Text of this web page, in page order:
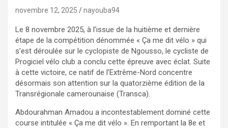
novembre 12, 2025 nayouba94
Le 8 novembre 2025, à l’issue de la huitième et dernière
étape de la compétition dénommée « Ça me dit vélo » qui
s’est déroulée sur le cyclopiste de Ngousso, le cycliste de
Progiciel vélo club a conclu cette épreuve avec éclat. Suite
à cette victoire, ce natif de l’Extrême-Nord concentre
désormais son attention sur la quatorzième édition de la
Transrégionale camerounaise (Transca).
Abdourahman Amadou a incontestablement dominé cette
course intitulée « Ça me dit vélo ». En remportant la 8e et